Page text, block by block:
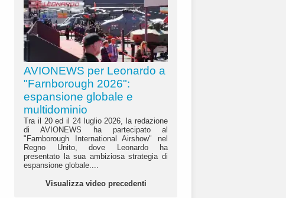
AVIONEWS per Leonardo a
"Farnborough 2026":
espansione globale e
multidominio
Tra il 20 ed il 24 luglio 2026, la redazione
di AVIONEWS ha partecipato al
"Farnborough International Airshow" nel
Regno Unito, dove Leonardo ha
presentato la sua ambiziosa strategia di
espansione globale....
Visualizza video precedenti